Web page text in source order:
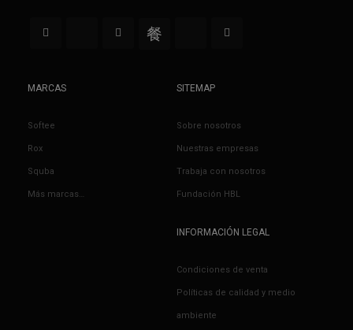
MARCAS
Softee
Rox
Squba
Más marcas…
SITEMAP
Sobre nosotros
Nuestras empresas
Trabaja con nosotros
Fundación HBL
INFORMACIÓN LEGAL
Condiciones de venta
Políticas de calidad y medio
ambiente